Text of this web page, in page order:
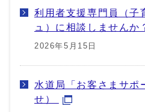
利用者支援専門員（子
ュ）に相談しませんか
2026年5月15日
水道局「お客さまサポ
せ）